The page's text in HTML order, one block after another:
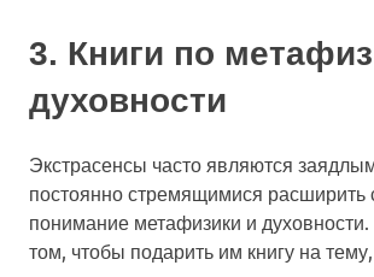
3. Книги по
духовности
Экстрасенсы часто являются
постоянно стремящимися расширить
понимание метафизики и
том, чтобы подарить им книгу на